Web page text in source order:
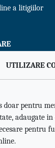
a litigiilor
UTILIZARE
doar pentru
adaugate
pentru